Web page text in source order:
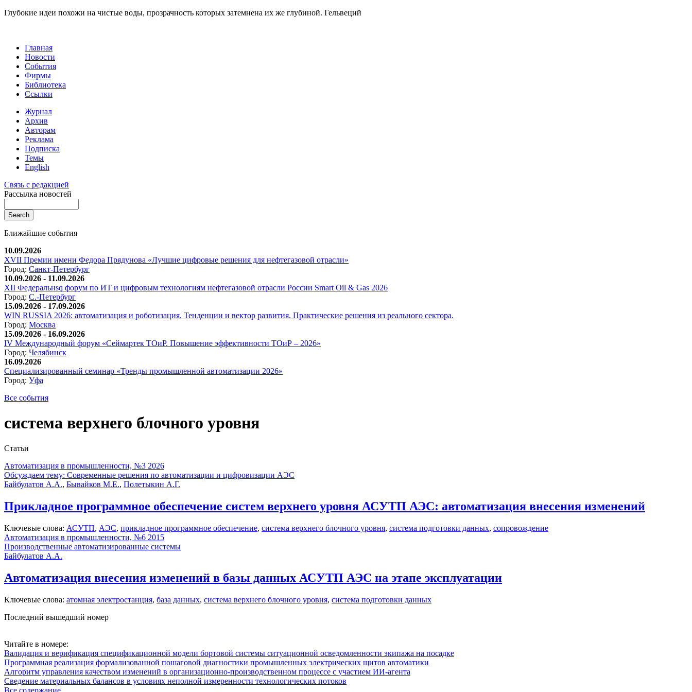
Глубокие идеи похожи на чистые воды, прозрачность которых затемнена их же глубиной. Гельвеций
Главная
Новости
События
Фирмы
Библиотека
Ссылки
Журнал
Архив
Авторам
Реклама
Подписка
Темы
English
Связь с редакцией
Рассылка новостей
Ближайшие события
10.09.2026
XVII Премии имени Федора Прядунова «Лучшие цифровые решения для нефтегазовой отрасли»
Город: Санкт-Петербург
10.09.2026 - 11.09.2026
XII Федеральнsq форум по ИТ и цифровым технологиям нефтегазовой отрасли России Smart Oil & Gas 2026
Город: С.-Петербург
15.09.2026 - 17.09.2026
WIN RUSSIA 2026: автоматизация и роботизация. Тенденции и вектор развития. Практические решения из реального сектора.
Город: Москва
15.09.2026 - 16.09.2026
IV Международный форум «Сеймартек ТОиР. Повышение эффективности ТОиР – 2026»
Город: Челябинск
16.09.2026
Специализированный семинар «Тренды промышленной автоматизации 2026»
Город: Уфа
Все события
система верхнего блочного уровня
Статьи
Автоматизация в промышленности, №3 2026
Обсуждаем тему: Современные решения по автоматизации и цифровизации АЭС
Байбулатов А.А., Бывайков М.Е., Полетыкин А.Г.
Прикладное программное обеспечение систем верхнего уровня АСУТП АЭС: автоматизация внесения изменений
Ключевые слова: АСУТП, АЭС, прикладное программное обеспечение, система верхнего блочного уровня, система подготовки данных, сопровождение
Автоматизация в промышленности, №6 2015
Производственные автоматизированные системы
Байбулатов А.А.
Автоматизация внесения изменений в базы данных АСУТП АЭС на этапе эксплуатации
Ключевые слова: атомная электростанция, база данных, система верхнего блочного уровня, система подготовки данных
Последний вышедший номер
Читайте в номере:
Валидация и верификация спецификационной модели бортовой системы ситуационной осведомленности экипажа на посадке
Программная реализация формализованной пошаговой диагностики промышленных электрических щитов автоматики
Алгоритм управления качеством изменений в организационно-производственном процессе с участием ИИ-агента
Сведение материальных балансов в условиях неполной измеренности технологических потоков
Все содержание